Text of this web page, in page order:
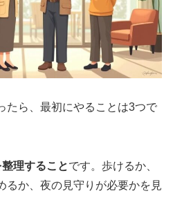
たら、最初にやることは3つで
理することです。歩けるか、
るか、夜の見守りが必要かを見